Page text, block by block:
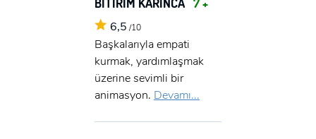
6,5 /10
Başkalarıyla empati
kurmak, yardımlaşmak
üzerine sevimli bir
animasyon. Devamı...